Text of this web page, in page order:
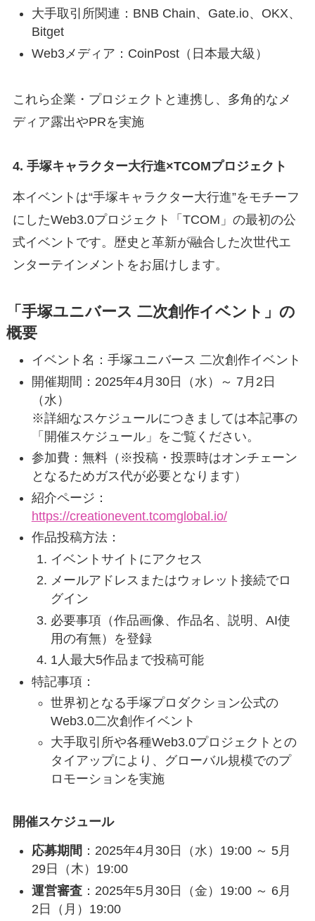
大手取引所関連：BNB Chain、Gate.io、OKX、
Bitget
Web3メディア：CoinPost（日本最大級）
これら企業・プロジェクトと連携し、多角的なメ
ディア露出やPRを実施
4. 手塚キャラクター大行進×TCOMプロジェクト
本イベントは“手塚キャラクター大行進”をモチーフ
にしたWeb3.0プロジェクト「TCOM」の最初の公
式イベントです。歴史と革新が融合した次世代エ
ンターテインメントをお届けします。
「手塚ユニバース 二次創作イベント」の
概要
イベント名：手塚ユニバース 二次創作イベント
開催期間：2025年4月30日（水）～ 7月2日
（水）
※詳細なスケジュールにつきましては本記事の
「開催スケジュール」をご覧ください。
参加費：無料（※投稿・投票時はオンチェーン
となるためガス代が必要となります）
紹介ページ：
https://creationevent.tcomglobal.io/
作品投稿方法：
イベントサイトにアクセス
メールアドレスまたはウォレット接続でロ
グイン
必要事項（作品画像、作品名、説明、AI使
用の有無）を登録
1人最大5作品まで投稿可能
特記事項：
世界初となる手塚プロダクション公式の
Web3.0二次創作イベント
大手取引所や各種Web3.0プロジェクトとの
タイアップにより、グローバル規模でのプ
ロモーションを実施
開催スケジュール
応募期間 ：2025年4月30日（水）19:00 ～ 5月
29日（木）19:00
運営審査：2025年5月30日（金）19:00 ～ 6月
2日（月）19:00